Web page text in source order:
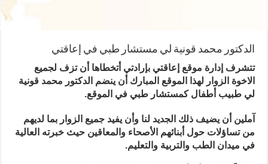
الدكتور محمد قونية لي مستشار طبي في إعاقتي
تتشرف إدارة موقع إعاقتي بإرادتي أتخطاها أن تزف لجميع
الاخوة الزوار لهذا الموقع المبارك أن ينضم الدكتور محمد قونية
لي طبيب أطفال كمستشار طبي في الموقع.
آملين أن يضيف ذلك الجديد لنا وأن يفيد جميع الزوار بما لديهم
من تساؤلات حول أبنائهم الأصحاء والمعاقين حيث خبرته العالية
في ميدان الطب و التربية والتعليم.